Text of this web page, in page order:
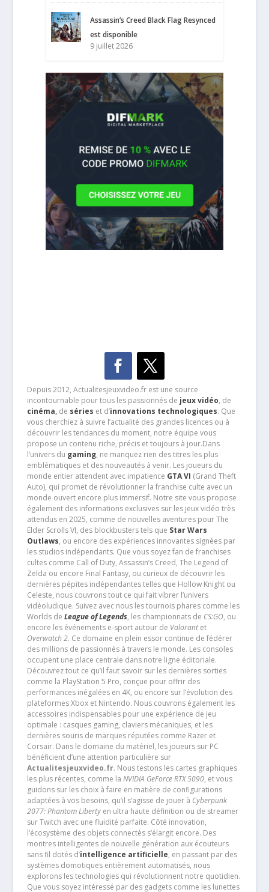
Assassin’s Creed Black Flag Resynced
est disponible
9 juillet 2026
Depuis 2012, Actualitesjeuxvideo.fr est une source
incontournable pour tous les passionnés de jeux vidéo, de
cinéma,de séries et d’innovations technologiques. Que
vous cherchiez à suivre l’actualité des grandes licences ou à
découvrir les tendances du moment, notre équipe vous
propose un contenu riche, précis et toujours à jour.Dans
l’univers du gaming, ne manquez rien des titres les plus
emblématiques et des nouveautés à venir. Les joueurs du
monde entier attendent avec impatience GTA VI (Grand Theft
Auto), qui promet de révolutionner la franchise culte avec un
monde ouvert encore plus immersif. Notre site vous propose
également des informations exclusives sur les jeux vidéo très
attendus en 2025, comme de nouvelles aventures pour The
Elder Scrolls VI, des blockbusters tels que Star Wars
Outlaws, ou encore des expériences innovantes signées par
les studios indépendants. Que vous soyez fan de franchises
cultes comme Call of Duty, Assassin’s Creed, The Legend of
Zelda ou encore Final Fantasy, ou curieux de découvrir les
dernières pépites indépendantes telles que Hollow Knight ou
Celeste, nous couvrons tout ce qui fait vibrer l’univers
vidéoludique. Suivez avec nous les tournois phares comme les
Worlds de League of Legends, les championnats de CS:GO, ou
encore les événements e-sport autour de Valorantet
Overwatch 2. Ce domaine en plein essor continue de fédérer
des millions de passionnés à travers le monde. Les consoles
occupent une place centrale dans notre ligne éditoriale.
Découvrez tout ce qu’il faut savoir sur les dernières sorties
comme la PlayStation 5 Pro, conçue pour offrir des
performances inégalées en 4K, ou encore sur l’évolution des
plateformes Xbox et Nintendo. Nous couvrons également les
accessoires indispensables pour une expérience de jeu
optimale : casques gaming, claviers mécaniques, et les
dernières souris de marques réputées comme Razer et
Corsair. Dans le domaine du matériel, les joueurs sur PC
bénéficient d’une attention particulière sur
Actualitesjeuxvideo.fr. Nous testons les cartes graphiques
les plus récentes, comme la NVIDIA GeForce RTX 5090, et vous
guidons sur les choix à faire en matière de configurations
adaptées à vos besoins, qu’il s’agisse de jouer à Cyberpunk
2077: Phantom Libertyen ultra haute définition ou de streamer
sur Twitch avec une fluidité parfaite. Côté innovation,
l’écosystème des objets connectés s’élargit encore. Des
montres intelligentes de nouvelle génération aux écouteurs
sans fil dotés d’intelligence artificielle, en passant par des
systèmes domotiques entièrement automatisés, nous
explorons les technologies qui révolutionnent notre quotidien.
Que vous soyez intéressé par des gadgets comme les lunettes